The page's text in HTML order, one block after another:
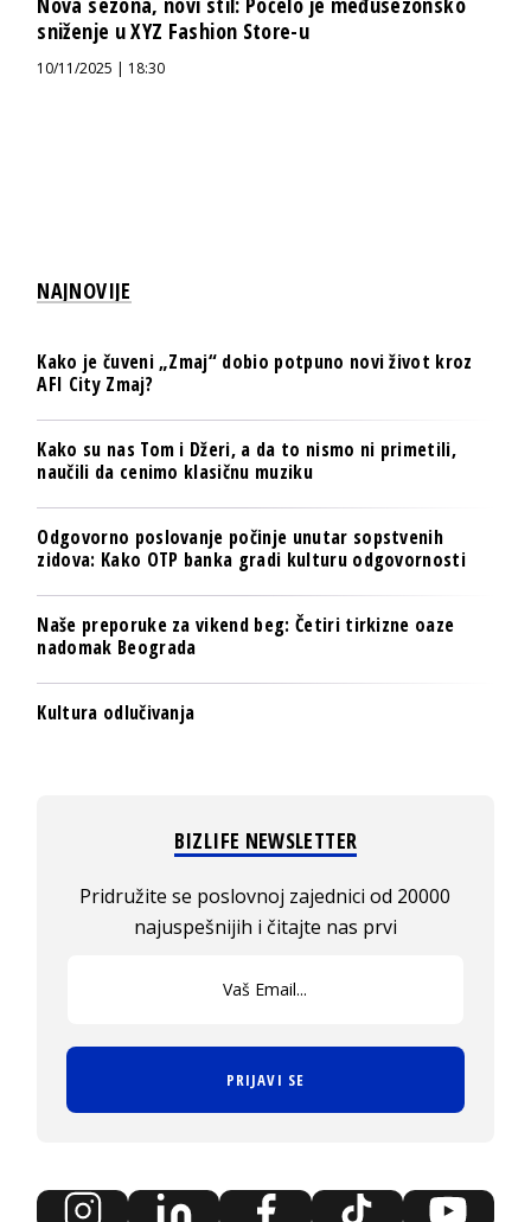
sniženje u XYZ Fashion Store-u
10/11/2025 | 18:30
NAJNOVIJE
Kako je čuveni „Zmaj“ dobio potpuno novi život kroz
AFI City Zmaj?
Kako su nas Tom i Džeri, a da to nismo ni primetili,
naučili da cenimo klasičnu muziku
Odgovorno poslovanje počinje unutar sopstvenih
zidova: Kako OTP banka gradi kulturu odgovornosti
Naše preporuke za vikend beg: Četiri tirkizne oaze
nadomak Beograda
Kultura odlučivanja
BIZLIFE NEWSLETTER
Pridružite se poslovnoj zajednici od 20000
najuspešnijih i čitajte nas prvi
PRIJAVI SE